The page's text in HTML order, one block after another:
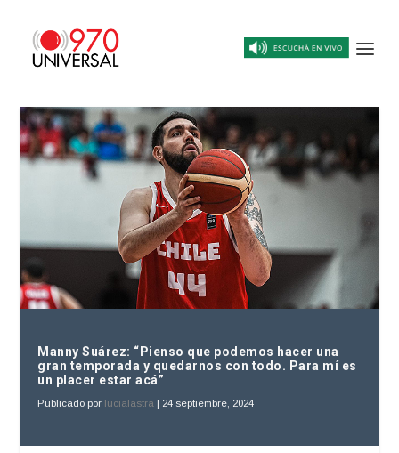
Manny Suárez: “Pienso que podemos hacer una
gran temporada y quedarnos con todo. Para mí es
un placer estar acá”
Publicado por lucialastra | 24 septiembre, 2024